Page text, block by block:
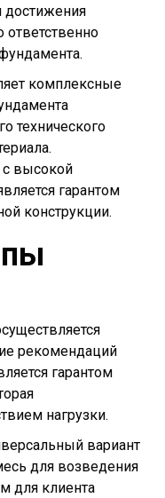
достижения
ответственно
комплексные
технического
с высокой
гарантом
конструкции.
рекомендаций
гарантом
нагрузки.
вариант
для возведения
клиента